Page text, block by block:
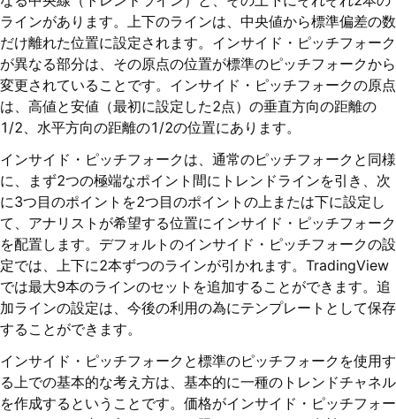
ラインがあります。上下のラインは、中央値から標準偏差の数
だけ離れた位置に設定されます。インサイド・ピッチフォーク
が異なる部分は、その原点の位置が標準のピッチフォークから
変更されていることです。インサイド・ピッチフォークの原点
は、高値と安値（最初に設定した2点）の垂直方向の距離の
1/2、水平方向の距離の1/2の位置にあります。
インサイド・ピッチフォークは、通常のピッチフォークと同様
に、まず2つの極端なポイント間にトレンドラインを引き、次
に3つ目のポイントを2つ目のポイントの上または下に設定し
て、アナリストが希望する位置にインサイド・ピッチフォーク
を配置します。デフォルトのインサイド・ピッチフォークの設
定では、上下に2本ずつのラインが引かれます。TradingView
では最大9本のラインのセットを追加することができます。追
加ラインの設定は、今後の利用の為にテンプレートとして保存
することができます。
インサイド・ピッチフォークと標準のピッチフォークを使用す
る上での基本的な考え方は、基本的に一種のトレンドチャネル
を作成するということです。価格がインサイド・ピッチフォー